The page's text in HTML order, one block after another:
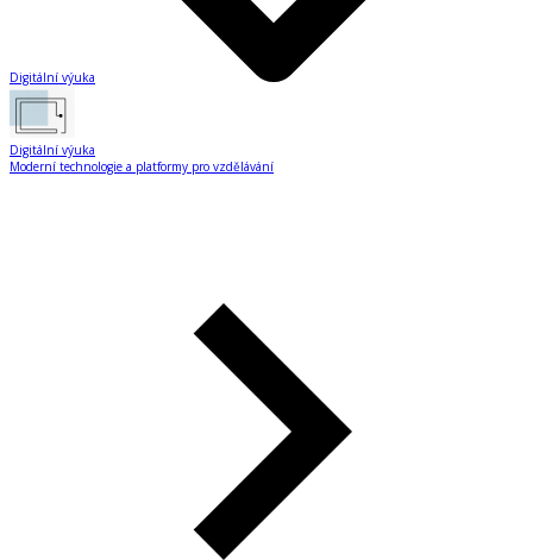
Digitální výuka
Digitální výuka
Moderní technologie a platformy pro vzdělávání